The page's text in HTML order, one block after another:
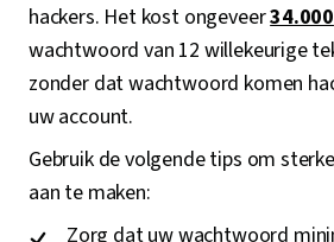
hackers. Het kost ongeveer34.000
wachtwoord van 12 willekeurige
zonder dat wachtwoord komen
uw account.
Gebruik de volgende tips om
aan te maken:
Zorg dat uw wachtwoord